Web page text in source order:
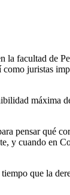
la facultad de
juristas
máxima
pensar qué
y cuando en
que la